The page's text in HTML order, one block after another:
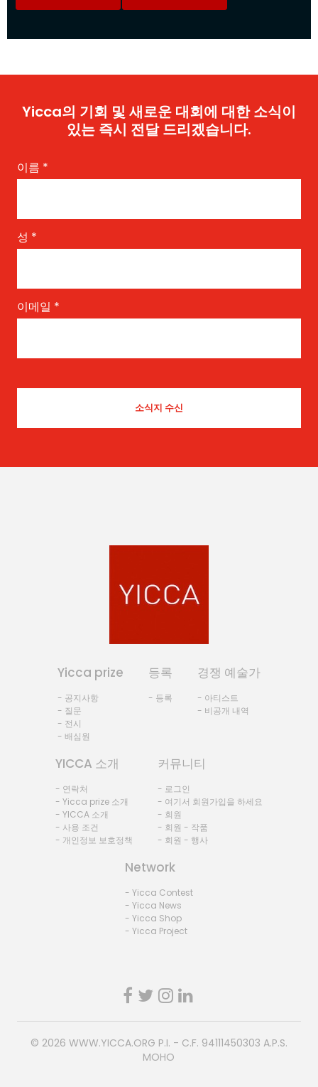
Yicca의 기회 및 새로운 대회에 대한 소식이
있는 즉시 전달 드리겠습니다.
이름 *
성 *
이메일 *
Yicca prize
- 공지사항
- 질문
- 전시
- 배심원
등록
- 등록
경쟁 예술가
- 아티스트
- 비공개 내역
YICCA 소개
- 연락처
- Yicca prize 소개
- YICCA 소개
- 사용 조건
- 개인정보 보호정책
커뮤니티
- 로그인
- 여기서 회원가입을 하세요
- 회원
- 회원 - 작품
- 회원 - 행사
Network
- Yicca Contest
- Yicca News
- Yicca Shop
- Yicca Project
© 2026 WWW.YICCA.ORG P.I. - C.F. 94111450303 A.P.S.
MOHO